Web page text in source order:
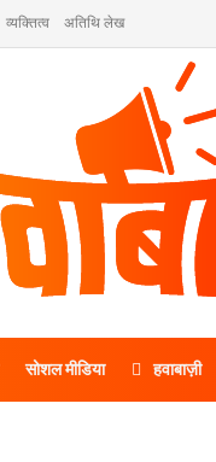
व्यक्तित्व अतिथि लेख
सोशल मीडिया हवाबाज़ी